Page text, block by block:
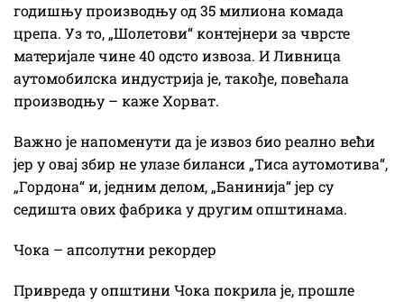
годишњу производњу од 35 милиона комада
црепа. Уз то, „Шолетови“ контејнери за чврсте
материјале чине 40 одсто извоза. И Ливница
аутомобилска индустрија је, такође, повећала
производњу – каже Хорват.
Важно је напоменути да је извоз био реално већи
јер у овај збир не улазе биланси „Тиса аутомотива“,
„Гордона“ и, једним делом, „Банинија“ јер су
седишта ових фабрика у другим општинама.
Чока – апсолутни рекордер
Привреда у општини Чока покрила је, прошле